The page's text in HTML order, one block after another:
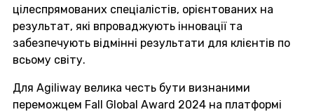
цілеспрямованих спеціалістів, орієнтованих на
результат, які впроваджують інновації та
забезпечують відмінні результати для клієнтів по
всьому світу.
Для Agiliway велика честь бути визнаними
переможцем Fall Global Award 2024 на платформі